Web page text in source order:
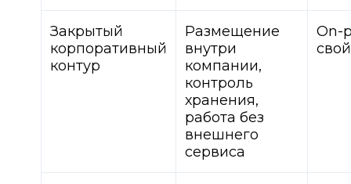
Закрытый
корпоративный
контур
Размещение
внутри
компании,
контроль
хранения,
работа без
внешнего
сервиса
On-